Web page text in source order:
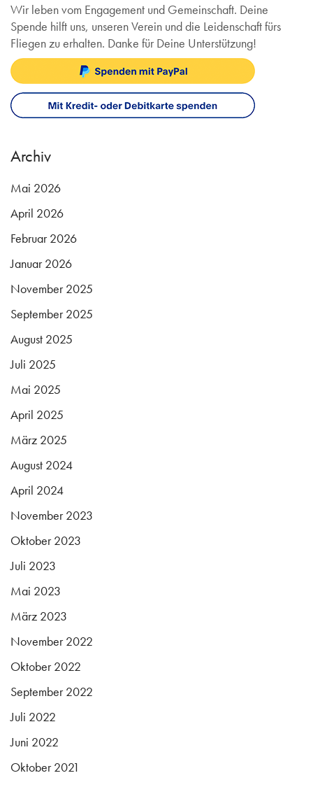
Wir leben vom Engagement und Gemeinschaft. Deine
Spende hilft uns, unseren Verein und die Leidenschaft fürs
Fliegen zu erhalten. Danke für Deine Unterstützung!
Archiv
Mai 2026
April 2026
Februar 2026
Januar 2026
November 2025
September 2025
August 2025
Juli 2025
Mai 2025
April 2025
März 2025
August 2024
April 2024
November 2023
Oktober 2023
Juli 2023
Mai 2023
März 2023
November 2022
Oktober 2022
September 2022
Juli 2022
Juni 2022
Oktober 2021